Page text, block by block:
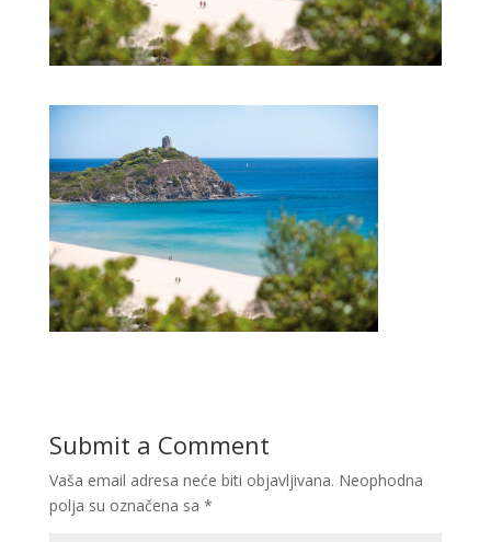
Submit a Comment
Vaša email adresa neće biti objavljivana. Neophodna
polja su označena sa *